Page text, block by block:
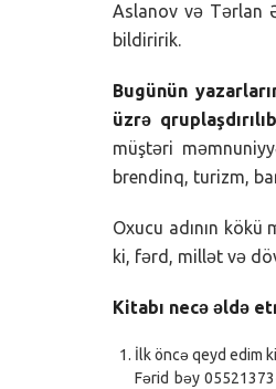
Aslanov və Tərlan
bildiririk.
Bugünün
üzrə
müştəri
brendinq, turizm,
Oxucu adının
ki, fərd, millət və
Kitabı necə əldə
İlk öncə qeyd edim
Fərid bəy